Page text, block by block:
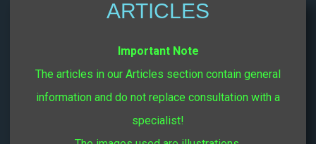
ARTICLES
Important Note
The articles in our Articles section contain general
information and do not replace consultation with a
specialist!